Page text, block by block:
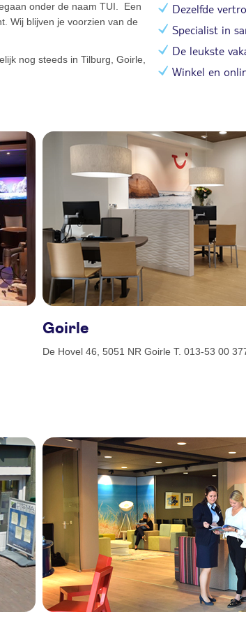
onder de naam TUI. Een
Wij blijven je voorzien van de
nog steeds in Tilburg, Goirle,
Dezelfde
Specialist in
De leukste
Winkel en
Goirle
De Hovel 46, 5051 NR Goirle T. 013-53 00